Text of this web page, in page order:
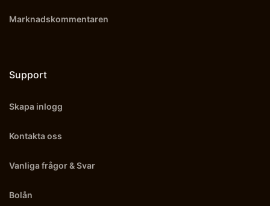
Marknadskommentaren
Support
Skapa inlogg
Kontakta oss
Vanliga frågor & Svar
Bolån